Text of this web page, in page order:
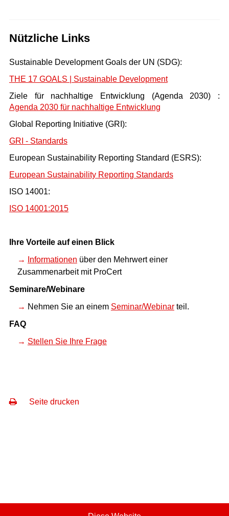
Nützliche Links
Sustainable Development Goals der UN (SDG):
THE 17 GOALS | Sustainable Development
Ziele für nachhaltige Entwicklung (Agenda 2030) :
Agenda 2030 für nachhaltige Entwicklung
Global Reporting Initiative (GRI):
GRI - Standards
European Sustainability Reporting Standard (ESRS):
European Sustainability Reporting Standards
ISO 14001:
ISO 14001:2015
Ihre Vorteile auf einen Blick
Informationen über den Mehrwert einer
Zusammenarbeit mit ProCert
Seminare/Webinare
Nehmen Sie an einem Seminar/Webinarteil.
FAQ
Stellen Sie Ihre Frage
Seite drucken